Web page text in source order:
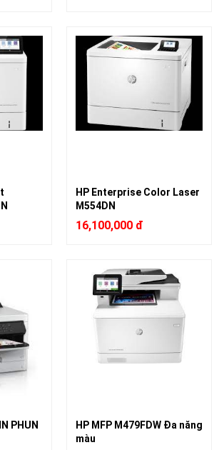
HP Enterprise Color Laser
M554DN
16,100,000 đ
HP MFP M479FDW Đa năng
màu